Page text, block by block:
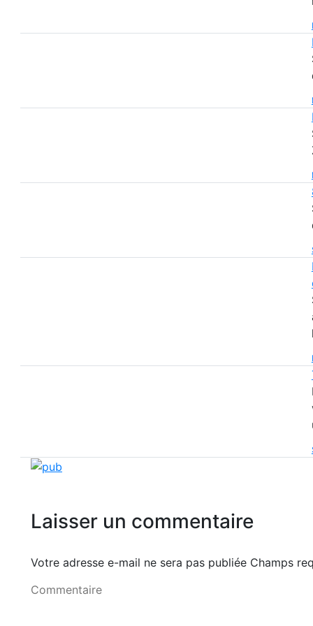
Laisser un commentaire
Votre adresse e-mail ne sera pas publiée Champs
Commentaire